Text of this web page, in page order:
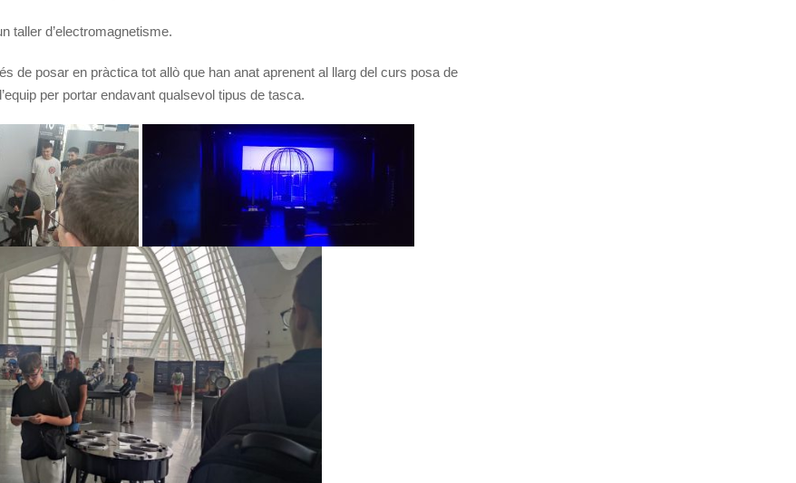
taller d’electromagnetisme.
de posar en pràctica tot allò que han anat aprenent al llarg del curs posa de
per portar endavant qualsevol tipus de tasca.